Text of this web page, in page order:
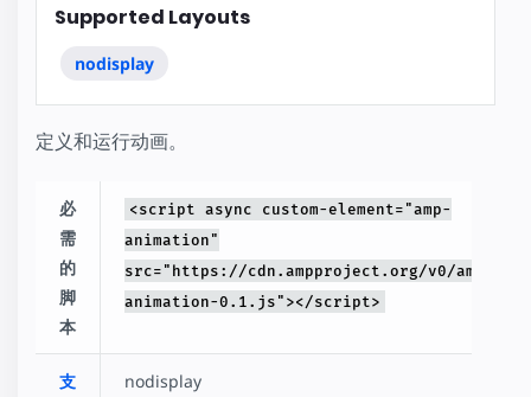
Supported Layouts
nodisplay
定义和运行动画。
必
需
的
脚
本
<script async custom-element="amp-
animation"
src="https://cdn.ampproject.org/v0/amp-
animation-0.1.js"></script>
支
nodisplay